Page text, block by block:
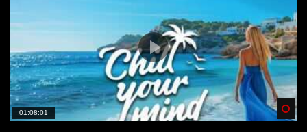
01:08:01